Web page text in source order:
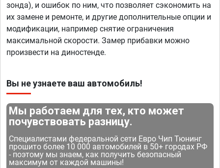
зонда), и ошибок по ним, что позволяет сэкономить на
их замене и ремонте, и другие дополнительные опции и
модификации, например снятие ограничения
максимальной скорости. Замер прибавки можно
произвести на диностенде.
Вы не узнаете ваш автомобиль!
Мы работаем для тех, кто может
почувствовать разницу.
Специалистами федеральной сети Евро Чип Тюнинг
прошито более 10 000 автомобилей в 50+ городах РФ
- поэтому мы знаем, как получить безопасный
максимум от каждой машины!